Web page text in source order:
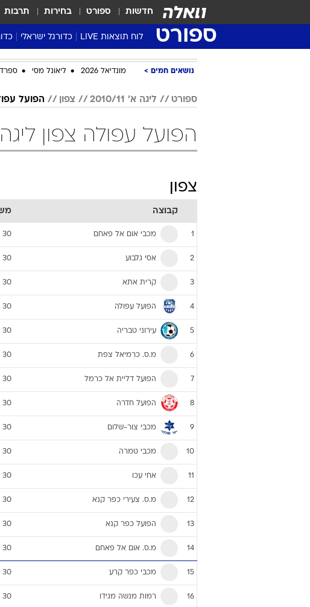
חדשות ספורט בחירות תרבות
ספורט לוח תוצאות LIVE כדורגל ישראלי
ליגת העל Winner
גביע המדינה
שגרירים
נבחרות ישראל
נושאים חמים מונדיאל 2026 ליאונל מסי ספרד
ספורט ליגה א' 2010/11 צפון הפועל
הפועל עפולה צפון ליגה א' 2010/11
צפון
קבוצה
1 מכבי אום אל פאחם 30
2 אסי גלבוע 30
3 קרית אתא 30
4 הפועל עפולה 30
5 עירוני טבריה 30
6 מ.ס. כרמיאל צפת 30
7 הפועל דליית אל כרמל 30
8 הפועל חדרה 30
9 מכבי צור-שלום 30
10 מכבי טמרה 30
11 אחי עכו 30
12 מ.ס. צעירי כפר קנא 30
13 הפועל כפר קנא 30
14 מ.ס. אום אל פאחם 30
15 מכבי כפר קרע 30
16 רמות מנשה מגידו 30